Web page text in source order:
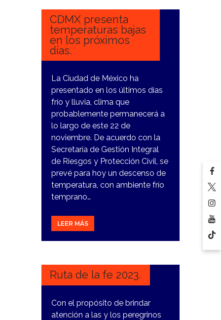
CDMX presenta
temperaturas bajas
en los próximos
días.
La Ciudad de México ha
presentado en los últimos días
frío y lluvia, clima que
probablemente permanecerá a
lo largo de este 22 de
noviembre. De acuerdo con la
Secretaría de Gestión Integral
de Riesgos y Protección Civil, se
prevé para hoy un descenso de
temperatura, con ambiente frío
temprano…
LEER MÁS
14
Ruta de la fe 2023.
Con el propósito de brindar
atención a las y los peregrinos